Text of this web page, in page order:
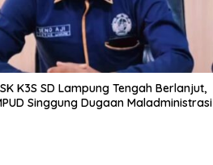
K3S SD Lampung Tengah Berlanjut,
Singgung Dugaan Maladministrasi